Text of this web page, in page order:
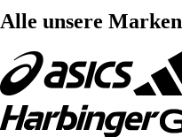
Alle unsere Marken